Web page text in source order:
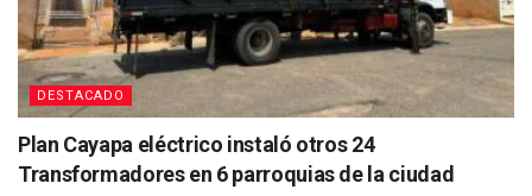
DESTACADO
Plan Cayapa eléctrico instaló otros 24
Transformadores en 6 parroquias de la ciudad